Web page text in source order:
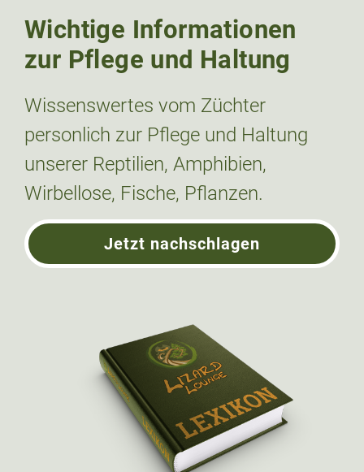
Wichtige Informationen
zur Pflege und Haltung
Wissenswertes vom Züchter
personlich zur Pflege und Haltung
unserer Reptilien, Amphibien,
Wirbellose, Fische, Pflanzen.
Jetzt nachschlagen